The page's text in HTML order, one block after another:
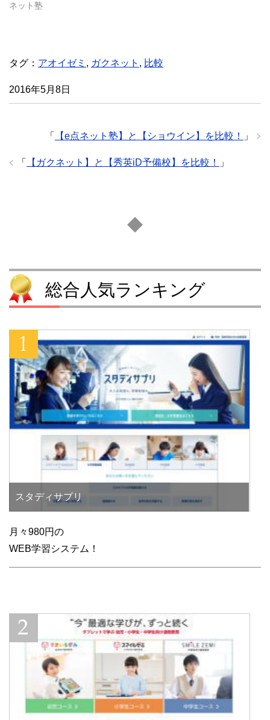
ネット塾
タグ： アオイゼミ , ガクネット , 比較
2016年5月8日
「 【e点ネット塾】と【ショウイン】を比較！ 」
「 【ガクネット】と【秀英iD予備校】を比較！ 」
総合人気ランキング
スタディサプリ
月々980円の
WEB学習システム！